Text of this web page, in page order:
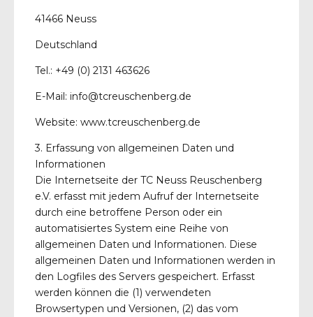
41466 Neuss
Deutschland
Tel.: +49 (0) 2131 463626
E-Mail: info@tcreuschenberg.de
Website: www.tcreuschenberg.de
3. Erfassung von allgemeinen Daten und
Informationen
Die Internetseite der TC Neuss Reuschenberg
e.V. erfasst mit jedem Aufruf der Internetseite
durch eine betroffene Person oder ein
automatisiertes System eine Reihe von
allgemeinen Daten und Informationen. Diese
allgemeinen Daten und Informationen werden in
den Logfiles des Servers gespeichert. Erfasst
werden können die (1) verwendeten
Browsertypen und Versionen, (2) das vom